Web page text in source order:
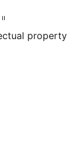
property